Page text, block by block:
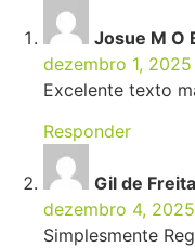
Josue M O
dezembro 1,
Excelente texto
Responder
Gil de
dezembro 4,
Simplesmente